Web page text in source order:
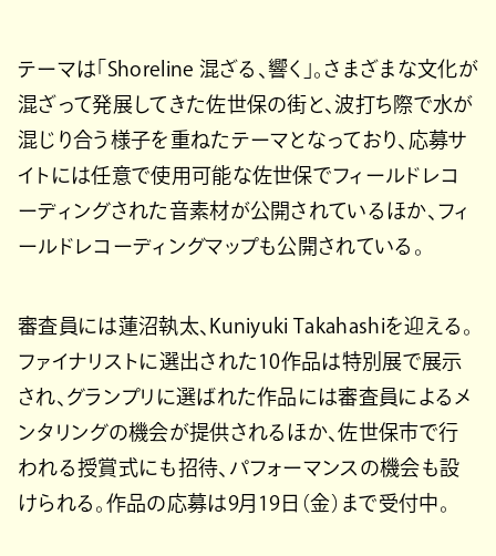
テーマは「Shoreline 混ざる、響く」。さまざまな文化が
混ざって発展してきた佐世保の街と、波打ち際で水が
混じり合う様子を重ねたテーマとなっており、応募サ
イトには任意で使用可能な佐世保でフィールドレコ
ーディングされた音素材が公開されているほか、フィ
ールドレコーディングマップも公開されている。
審査員には蓮沼執太、Kuniyuki Takahashiを迎える。
ファイナリストに選出された10作品は特別展で展示
され、グランプリに選ばれた作品には審査員によるメ
ンタリングの機会が提供されるほか、佐世保市で行
われる授賞式にも招待、パフォーマンスの機会も設
けられる。作品の応募は9月19日（金）まで受付中。